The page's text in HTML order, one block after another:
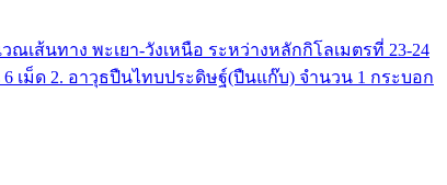
เส้นทาง พะเยา-วังเหนือ ระหว่างหลักกิโลเมตรที่ 23-24
เม็ด 2. อาวุธปืนไทบประดิษฐ์(ปืนแก๊บ) จำนวน 1 กระบอก